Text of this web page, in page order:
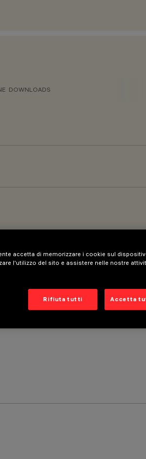
DOWNLOADS
accetta di memorizzare i cookie sul
l'utilizzo del sito e assistere nelle nostre
Rifiuta tutti Accetta